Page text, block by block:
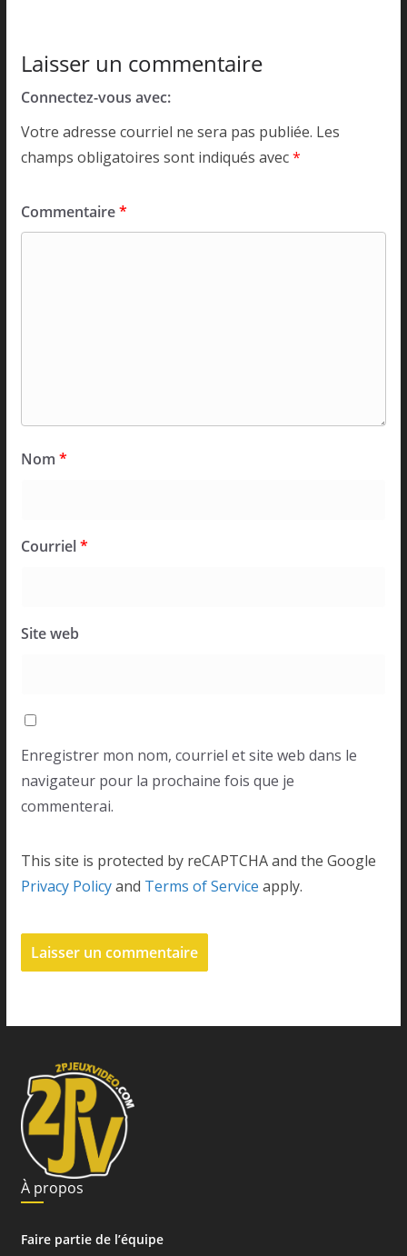
Laisser un commentaire
Connectez-vous avec:
Votre adresse courriel ne sera pas publiée. Les
champs obligatoires sont indiqués avec*
Commentaire*
Nom *
Courriel*
Site web
Enregistrer mon nom, courriel et site web dans le
navigateur pour la prochaine fois que je
commenterai.
This site is protected by reCAPTCHA and the Google
Privacy Policyand Terms of Service apply.
À propos
Faire partie de l’équipe